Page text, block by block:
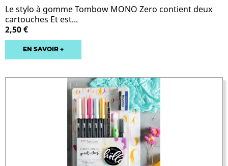
Le stylo à gomme Tombow MONO Zero contient deux
cartouches Et est...
2,50 €
EN SAVOIR +